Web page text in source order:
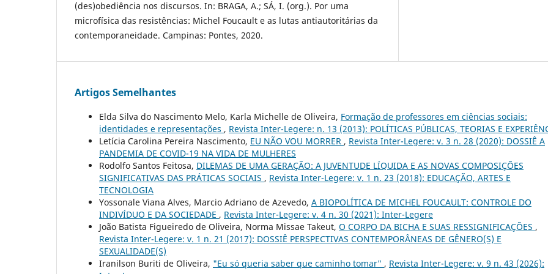
(des)obediência nos discursos. In: BRAGA, A.; SÁ, I. (org.). Por uma
microfísica das resistências: Michel Foucault e as lutas antiautoritárias da
contemporaneidade. Campinas: Pontes, 2020.
Artigos Semelhantes
Elda Silva do Nascimento Melo, Karla Michelle de Oliveira, Formação de professores em ciências sociais:
identidades e representações , Revista Inter-Legere: n. 13 (2013): POLÍTICAS PÚBLICAS, TEORIAS E
Letícia Carolina Pereira Nascimento, EU NÃO VOU MORRER , Revista Inter-Legere: v. 3 n. 28 (2020): DOSSIÊ A
PANDEMIA DE COVID-19 NA VIDA DE MULHERES
Rodolfo Santos Feitosa, DILEMAS DE UMA GERAÇÃO: A JUVENTUDE LÍQUIDA E AS NOVAS COMPOSIÇÕES
SIGNIFICATIVAS DAS PRÁTICAS SOCIAIS , Revista Inter-Legere: v. 1 n. 23 (2018): EDUCAÇÃO, ARTES E
TECNOLOGIA
Yossonale Viana Alves, Marcio Adriano de Azevedo, A BIOPOLÍTICA DE MICHEL FOUCAULT: CONTROLE DO
INDIVÍDUO E DA SOCIEDADE , Revista Inter-Legere: v. 4 n. 30 (2021): Inter-Legere
João Batista Figueiredo de Oliveira, Norma Missae Takeut, O CORPO DA BICHA E SUAS RESSIGNIFICAÇÕES ,
Revista Inter-Legere: v. 1 n. 21 (2017): DOSSIÊ PERSPECTIVAS CONTEMPORÂNEAS DE GÊNERO(S) E
SEXUALIDADE(S)
Iranilson Buriti de Oliveira, "Eu só queria saber que caminho tomar" , Revista Inter-Legere: v. 9 n. 43 (2026):